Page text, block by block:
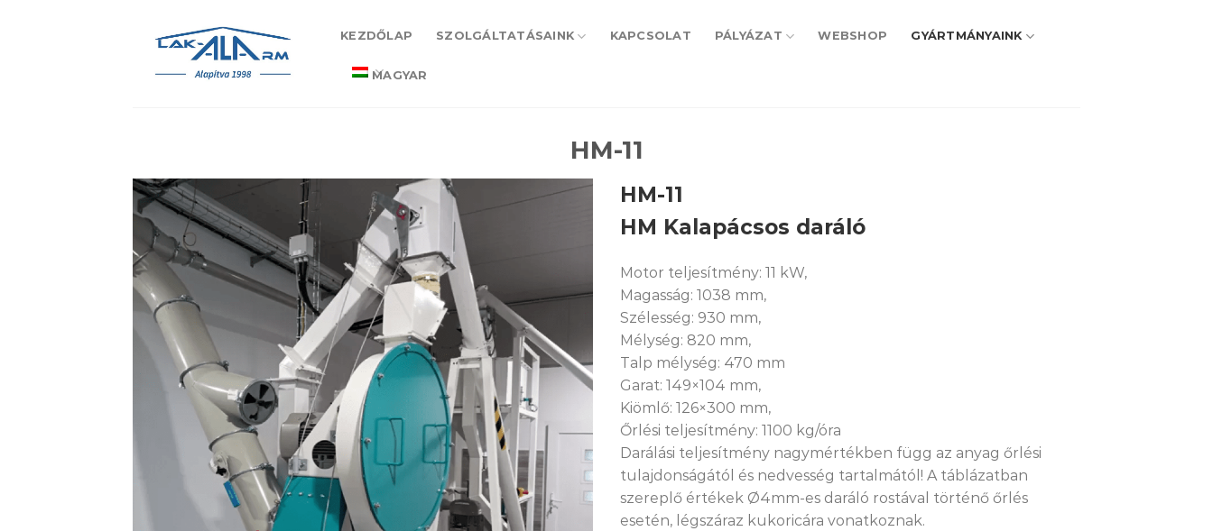
KEZDŐLAP SZOLGÁLTATÁSAINK KAPCSOLAT PÁLYÁZAT WEBSHOP GYÁRTMÁNYAINK
MAGYAR
HM-11
HM-11
HM Kalapácsos daráló
Motor teljesítmény: 11 kW,
Magasság: 1038 mm,
Szélesség: 930 mm,
Mélység: 820 mm,
Talp mélység: 470 mm
Garat: 149×104 mm,
Kiömlő: 126×300 mm,
Őrlési teljesítmény: 1100 kg/óra
Darálási teljesítmény nagymértékben függ az anyag őrlési
tulajdonságától és nedvesség tartalmától! A táblázatban
szereplő értékek Ø4mm-es daráló rostával történő őrlés
esetén, légszáraz kukoricára vonatkoznak.